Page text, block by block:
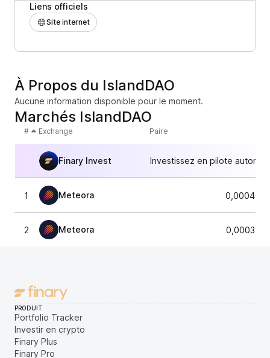
Liens officiels
Site internet
À Propos du IslandDAO
Aucune information disponible pour le moment.
Marchés IslandDAO
# Exchange Paire
Finary Invest Investissez en pilote
1 Meteora
2 Meteora
PRODUIT
Portfolio Tracker
Investir en crypto
Finary Plus
Finary Pro